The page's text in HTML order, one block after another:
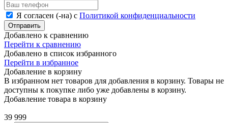
Я согласен (-на) с Политикой конфиденциальности
Отправить
Добавлено к сравнению
Перейти к сравнению
Добавлено в список избранного
Перейти в избранное
Добавление в корзину
В избранном нет товаров для добавления в корзину. Товары не
доступны к покупке либо уже добавлены в корзину.
Добавление товара в корзину
39 999